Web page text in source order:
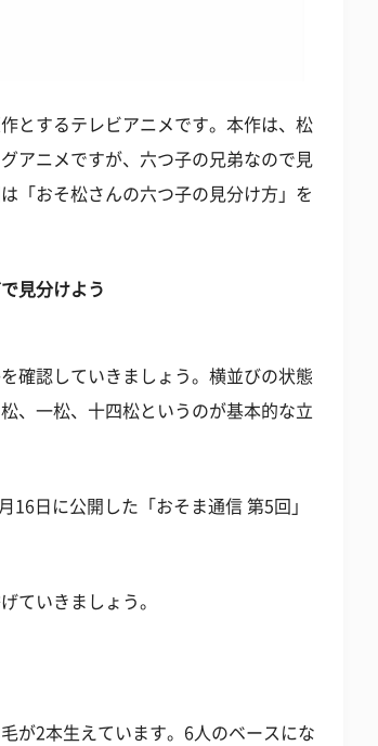
とするテレビアニメです。本作は、松
アニメですが、六つ子の兄弟なので見
「おそ松さんの六つ子の見分け方」を
見分けよう
確認していきましょう。横並びの状態
、一松、十四松というのが基本的な立
日に公開した「おそま通信 第5回」
ていきましょう。
が2本生えています。6人のベースにな